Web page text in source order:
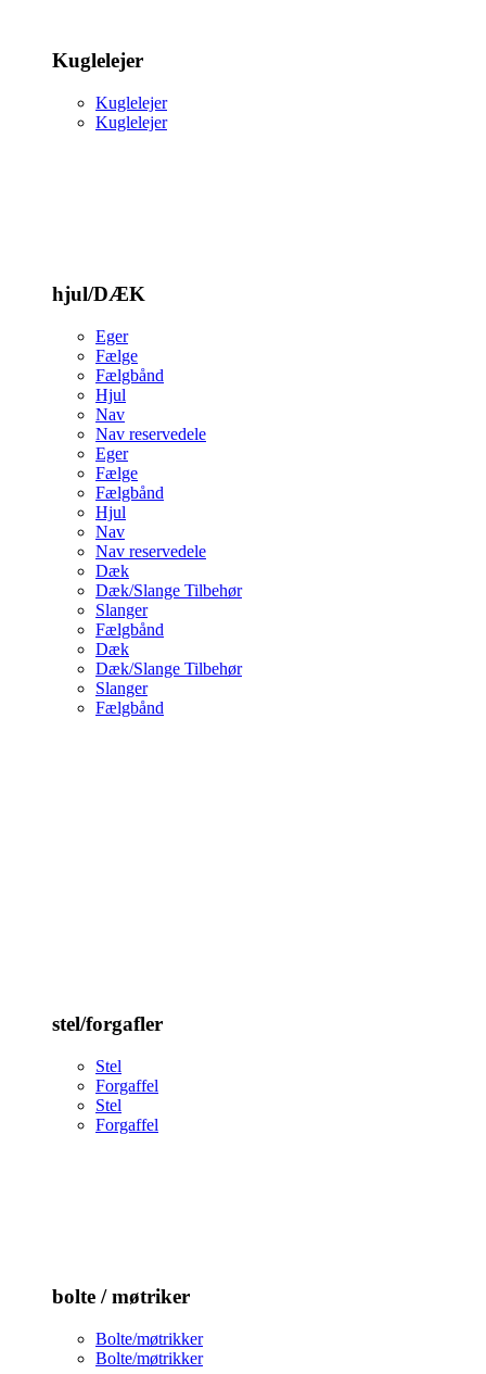
Kuglelejer
Kuglelejer
Kuglelejer
hjul/DÆK
Eger
Fælge
Fælgbånd
Hjul
Nav
Nav reservedele
Eger
Fælge
Fælgbånd
Hjul
Nav
Nav reservedele
Dæk
Dæk/Slange Tilbehør
Slanger
Fælgbånd
Dæk
Dæk/Slange Tilbehør
Slanger
Fælgbånd
stel/forgafler
Stel
Forgaffel
Stel
Forgaffel
bolte / møtriker
Bolte/møtrikker
Bolte/møtrikker